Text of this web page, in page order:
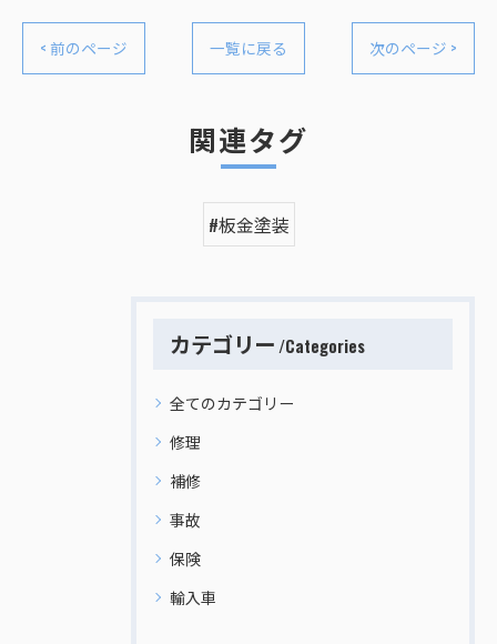
< 前のページ 一覧に戻る 次のページ >
関連タグ
#板金塗装
カテゴリー Categories
全てのカテゴリー
修理
補修
事故
保険
輸入車